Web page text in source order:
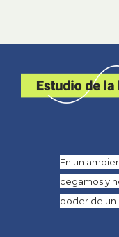
En un
cegamos y
poder de un